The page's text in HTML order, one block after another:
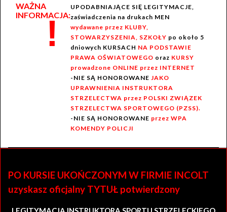
WAŻNA
INFORMACJA:
!
UPODABNIAJĄCE SIĘ LEGITYMACJE,
zaświadczenia na drukach MEN
wydawane przez KLUBY,
STOWARZYSZENIA, SZKOŁY po około 5
dniowych KURSACH NA PODSTAWIE
PRAWA OŚWIATOWEGO oraz KURSY
prowadzone ONLINE przez INTERNET
-NIE SĄ HONOROWANE JAKO
UPRAWNIENIA INSTRUKTORA
STRZELECTWA przez POLSKI ZWIĄZEK
STRZELECTWA SPORTOWEGO (PZSS).
-NIE SĄ HONOROWANE przez WPA
KOMENDY POLICJI
PO KURSIE UKOŃCZONYM W FIRMIE INCOLT
uzyskasz oficjalny TYTUŁ potwierdzony